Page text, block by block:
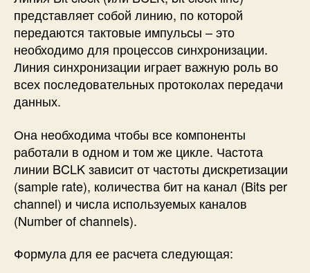
представляет собой линию, по которой
передаются тактовые импульсы – это
необходимо для процессов синхронизации.
Линия синхронизации играет важную роль во
всех последовательных протоколах передачи
данных.
Она необходима чтобы все компоненты
работали в одном и том же цикле. Частота
линии BCLK зависит от частоты дискретизации
(sample rate), количества бит на канал (Bits per
channel) и числа используемых каналов
(Number of channels).
Формула для ее расчета следующая: